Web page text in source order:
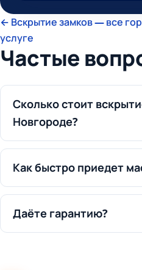
← Вскрытие замков — все
услуге
Частые
Сколько стоит
Новгороде?
Как быстро приедет
Даёте гарантию?